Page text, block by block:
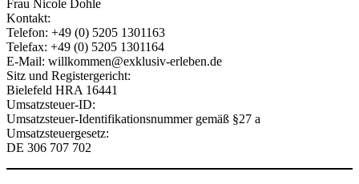
Frau Nicole Dohle
Kontakt:
Telefon: +49 (0) 5205 1301163
Telefax: +49 (0) 5205 1301164
E-Mail: willkommen@exklusiv-erleben.de
Sitz und Registergericht:
Bielefeld HRA 16441
Umsatzsteuer-ID:
Umsatzsteuer-Identifikationsnummer gemäß §27 a
Umsatzsteuergesetz:
DE 306 707 702